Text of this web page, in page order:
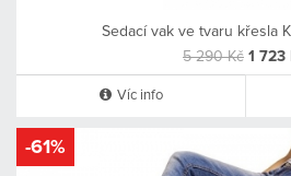
Sedací vak ve tvaru křesla
5 290 Kč 1 723
Víc info
-61%